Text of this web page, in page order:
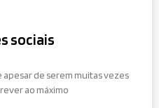
sociais
apesar de serem muitas vezes
ao máximo